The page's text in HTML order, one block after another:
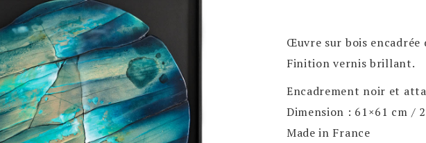
Œuvre sur bois encadrée
Finition vernis brillant.
Encadrement noir et
Dimension : 61×61 cm /
Made in France